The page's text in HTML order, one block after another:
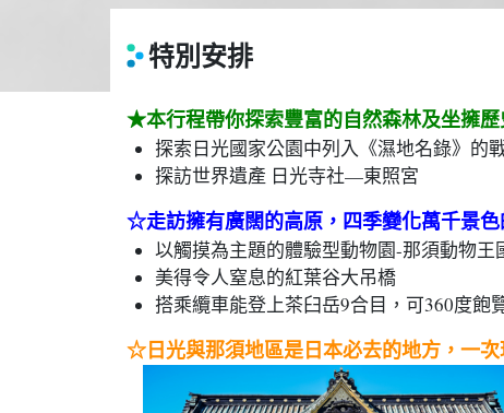
特別安排
★本行程帶你探索豐富的自然森林及坐擁歷
探索日光國家公園中列入《濕地名錄》的
探訪世界遺產 日光寺社—東照宮
☆走訪擁有廣闊的高原，四季變化萬千景
以觸摸為主題的體驗型動物園-那須動物
美得令人窒息的紅葉谷大吊橋
搭乘纜車能登上茶臼岳9合目，可360度飽
☆日光與那須地區是日本必去的地方，一